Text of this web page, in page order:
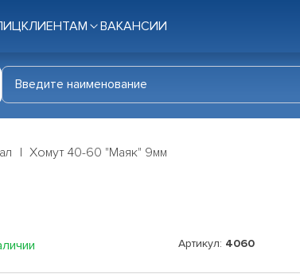
КЛИЕНТАМ ВАКАНСИИ
Хомут 40-60 "Маяк" 9мм
Артикул: 4060